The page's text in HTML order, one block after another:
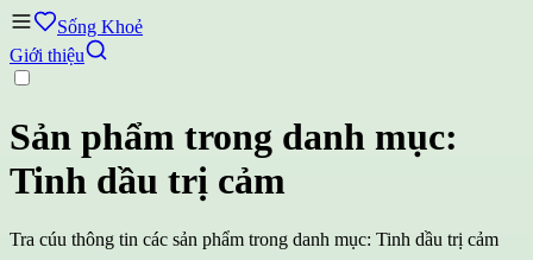
Sống Khoẻ
Giới thiệu
Sản phẩm trong danh mục:
Tinh dầu trị cảm
Tra cúu thông tin các sản phẩm trong danh mục: Tinh dầu trị cảm